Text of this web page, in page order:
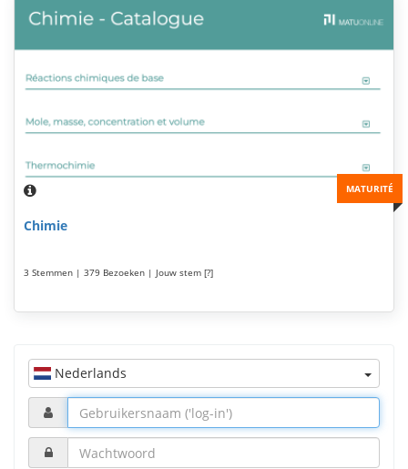
MATURITÉ
Chimie
3 Stemmen | 379 Bezoeken | Jouw stem [?]
Nederlands